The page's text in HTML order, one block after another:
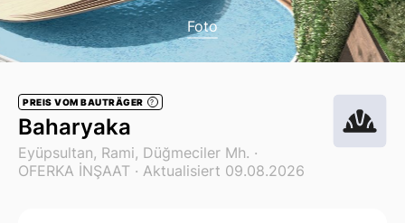
Foto
PREIS VOM BAUTRÄGER ?
Baharyaka
Eyüpsultan, Rami, Düğmeciler Mh. ·
OFERKA İNŞAAT · Aktualisiert 09.08.2026